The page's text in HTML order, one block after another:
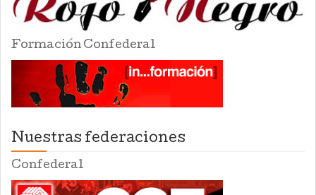
Formación Confederal
Nuestras federaciones
Confederal